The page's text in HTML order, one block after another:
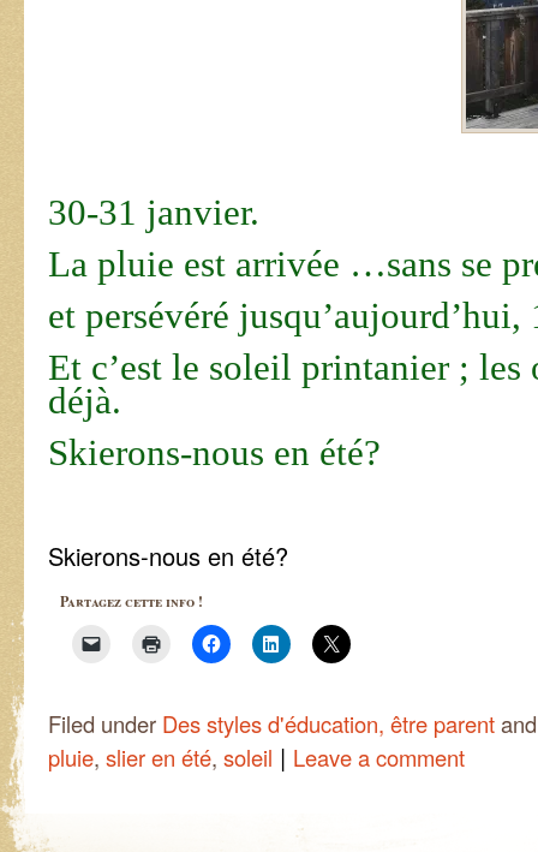
30-31 janvier.
La pluie est arrivée …sans se
et persévéré jusqu’aujourd’hui,
Et c’est le soleil printanier ;
déjà.
Skierons-nous en été?
Skierons-nous en été?
Partagez cette info !
Filed under Des styles d'éducation, être parent
pluie, slier en été, soleil | Leave a comment